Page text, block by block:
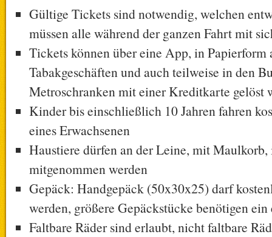
Gültige Tickets sind notwendig, welchen
müssen alle während der ganzen Fahrt mit
Tickets können über eine App, in Papierform
Tabakgeschäften und auch teilweise in den
Metroschranken mit einer Kreditkarte gelöst
Kinder bis einschließlich 10 Jahren fahren
eines Erwachsenen
Haustiere dürfen an der Leine, mit
mitgenommen werden
Gepäck: Handgepäck (50x30x25) darf
werden, größere Gepäckstücke benötigen
Faltbare Räder sind erlaubt, nicht faltbare